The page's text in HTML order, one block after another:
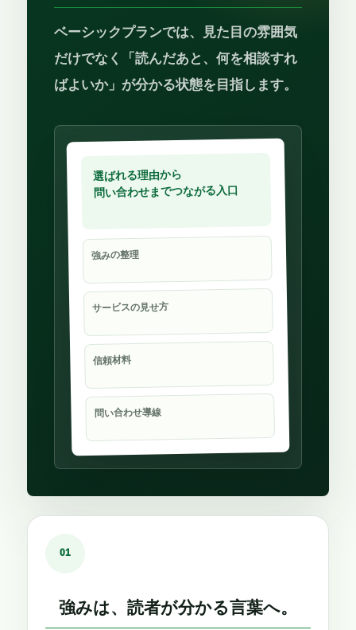
ベーシックプランでは、見た目の雰囲気
だけでなく「読んだあと、何を相談すれ
ばよいか」が分かる状態を目指します。
選ばれる理由から
問い合わせまでつながる入口
強みの整理
サービスの見せ方
信頼材料
問い合わせ導線
01
強みは、読者が分かる言葉へ。